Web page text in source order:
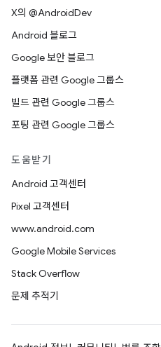
X의 @AndroidDev
Android 블로그
Google 보안 블로그
플랫폼 관련 Google 그룹스
빌드 관련 Google 그룹스
포팅 관련 Google 그룹스
도움받기
Android 고객센터
Pixel 고객센터
www.android.com
Google Mobile Services
Stack Overflow
문제 추적기